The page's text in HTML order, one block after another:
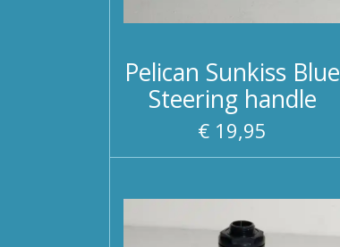
Pelican Sunkiss Blue
Steering handle
€ 19,95